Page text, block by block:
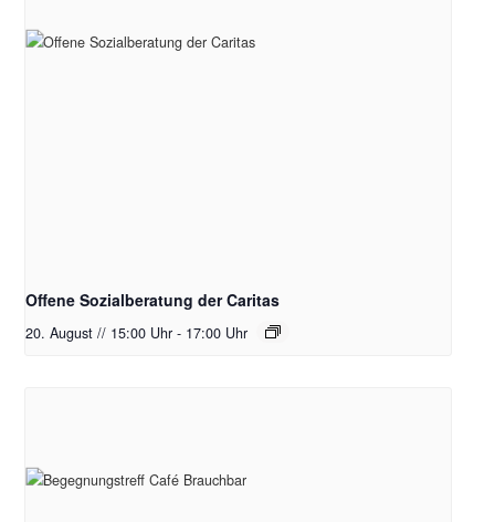
Offene Sozialberatung der Caritas
20. August // 15:00 Uhr - 17:00 Uhr